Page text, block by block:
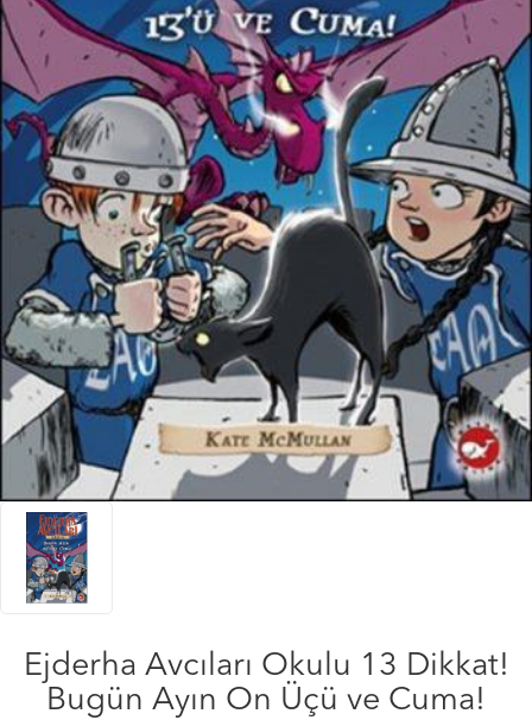
Ejderha Avcıları Okulu 13 Dikkat!
Bugün Ayın On Üçü ve Cuma!